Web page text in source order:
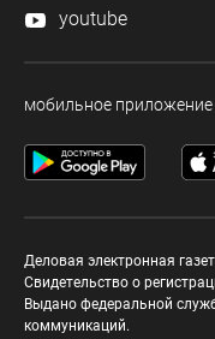
youtube
мобильное приложение
Деловая электронная
Свидетельство о
Выдано федеральной
коммуникаций.